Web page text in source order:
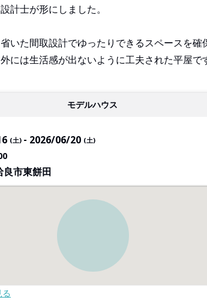
計士が形にしました。
いた間取設計でゆったりできるスペースを確
には生活感が出ないように工夫された平屋で
モデルハウス
(土) 2026/06/20 (土)
良市東餅田